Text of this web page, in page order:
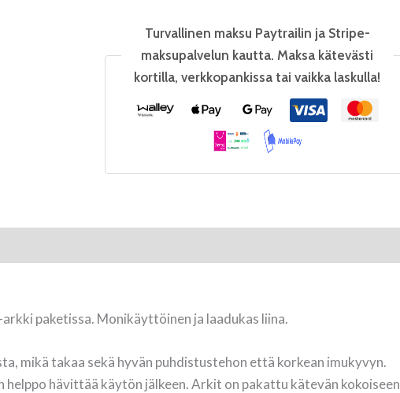
Turvallinen maksu Paytrailin ja Stripe-
maksupalvelun kautta. Maksa kätevästi
kortilla, verkkopankissa tai vaikka laskulla!
paketissa. Monikäyttöinen ja laadukas liina.
mikä takaa sekä hyvän puhdistustehon että korkean imukyvyn.
helppo hävittää käytön jälkeen. Arkit on pakattu kätevän kokoiseen